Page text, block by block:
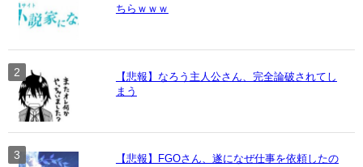
ちらｗｗｗ
【悲報】なろう主人公さん、完全論破されてし
まう
【悲報】FGOさん、遂になぜ仕事を依頼したの